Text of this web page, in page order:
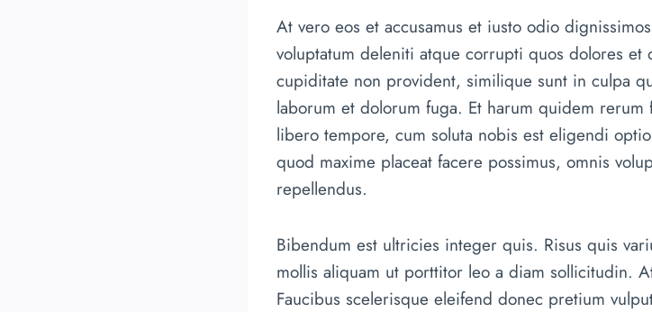
At vero eos et accusamus et iusto odio
voluptatum deleniti atque corrupti quos dolores et
cupiditate non provident, similique sunt in culpa
laborum et dolorum fuga. Et harum quidem
libero tempore, cum soluta nobis est eligendi
quod maxime placeat facere possimus, omnis
repellendus.
Bibendum est ultricies integer quis. Risus quis
mollis aliquam ut porttitor leo a diam sollicitudin.
Faucibus scelerisque eleifend donec pretium